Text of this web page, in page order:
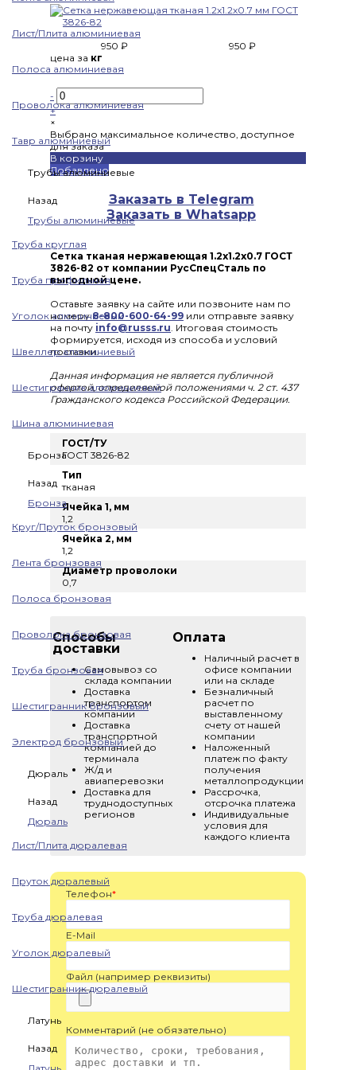
Лист/Плита алюминиевая
Полоса алюминиевая
Проволока алюминиевая
Тавр алюминиевый
Трубы алюминиевые
Назад
Трубы алюминиевые
Труба круглая
Труба профильная
Уголок алюминиевый
Швеллер алюминиевый
Шестигранник алюминиевый
Шина алюминиевая
Бронза
Назад
Бронза
Круг/Пруток бронзовый
Лента бронзовая
Полоса бронзовая
Проволока бронзовая
Труба бронзовая
Шестигранник бронзовый
Электрод бронзовый
Дюраль
Назад
Дюраль
Лист/Плита дюралевая
Пруток дюралевый
Труба дюралевая
Уголок дюралевый
Шестигранник дюралевый
Латунь
Назад
950 ₽
950 ₽
цена за кг
-
+
×
Выбрано максимальное количество, доступное
для заказа
В корзину
Добавлено
Заказать в Telegram
Заказать в Whatsapp
Сетка тканая нержавеющая 1.2x1.2x0.7 ГОСТ
3826-82 от компании РусСпецСталь по
выгодной цене.
Оставьте заявку на сайте или позвоните нам по
номеру8-800-600-64-99 или отправьте заявку
на почту info@russs.ru. Итоговая стоимость
формируется, исходя из способа и условий
поставки.
Данная информация не является публичной
офертой, определяемой положениями ч. 2 ст. 437
Гражданского кодекса Российской Федерации.
ГОСТ/ТУ
ГОСТ 3826-82
Тип
тканая
Ячейка 1, мм
1,2
Ячейка 2, мм
1,2
Диаметр проволоки
0,7
Способы
доставки
Самовывоз со
склада компании
Доставка
транспортом
компании
Доставка
транспортной
компанией до
терминала
Ж/д и
авиаперевозки
Доставка для
труднодоступных
регионов
Оплата
Наличный расчет в
офисе компании
или на складе
Безналичный
расчет по
выставленному
счету от нашей
компании
Наложенный
платеж по факту
получения
металлопродукции
Рассрочка,
отсрочка платежа
Индивидуальные
условия для
каждого клиента
Телефон*
E-Mail
Файл (например реквизиты)
Комментарий (не обязательно)